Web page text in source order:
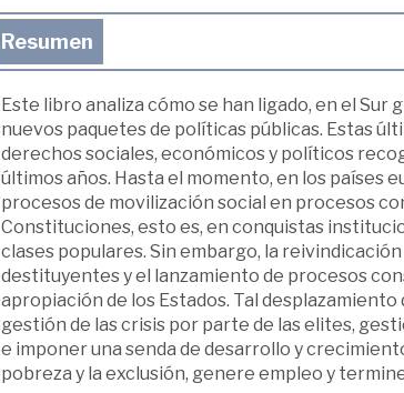
Resumen
Este libro analiza cómo se han ligado, en el
nuevos paquetes de políticas públicas. Estas
derechos sociales, económicos y políticos
últimos años. Hasta el momento, en los países
procesos de movilización social en procesos
Constituciones, esto es, en conquistas
clases populares. Sin embargo, la
destituyentes y el lanzamiento de procesos
apropiación de los Estados. Tal
gestión de las crisis por parte de las elites,
e imponer una senda de desarrollo y
pobreza y la exclusión, genere empleo y